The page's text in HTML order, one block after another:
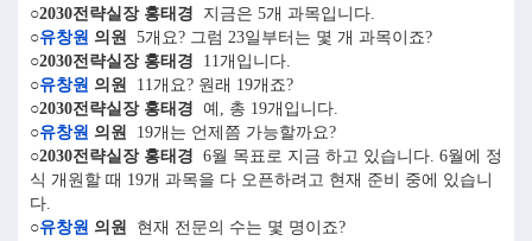
○2030전략실장 홍태경 지금은 5개 과목입니다.
○유창원 의원
5개요? 그럼 23일부터는 몇 개 과목이죠?
○2030전략실장 홍태경 11개입니다.
○유창원 의원
11개요? 원래 19개죠?
○2030전략실장 홍태경 예, 총 19개입니다.
○유창원 의원
19개는 언제쯤 가능할까요?
○2030전략실장 홍태경 6월 목표로 지금 하고 있습니다. 6월에 정
식 개원할 때 19개 과목을 다 오픈하려고 현재 준비 중에 있습니
다.
○유창원 의원
현재 전문의 수는 몇 명이죠?